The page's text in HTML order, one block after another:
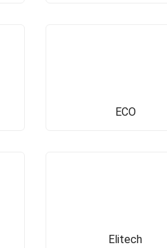
ECO
Elitech